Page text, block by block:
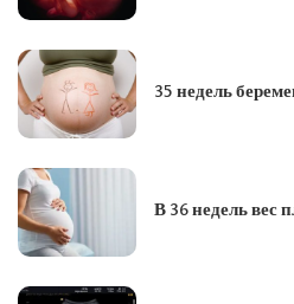
35 недель
В 36 недель вес